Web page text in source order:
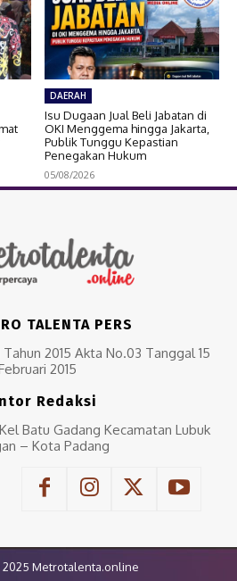
DAERAH
Isu Dugaan Jual Beli Jabatan di
OKI Menggema hingga Jakarta,
Publik Tunggu Kepastian
Penegakan Hukum
05/08/2026
TALENTA PERS
Tahun 2015 Akta No.03 Tanggal 15
2015
Redaksi
Batu Gadang Kecamatan Lubuk
– Kota Padang
Metrotalenta.online